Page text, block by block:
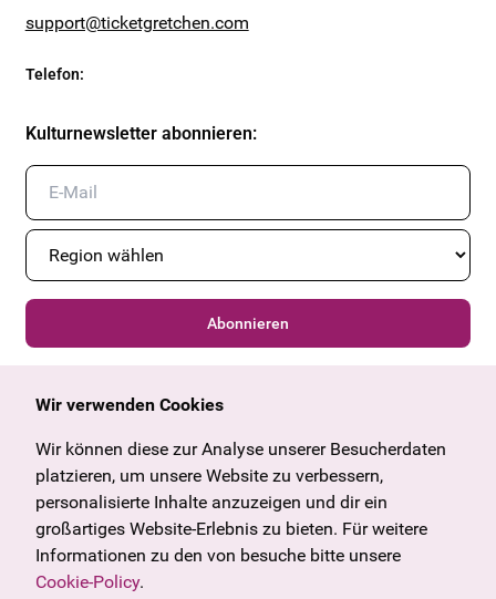
support@ticketgretchen.com
Telefon:
Kulturnewsletter abonnieren:
Abonnieren
Allgemein
Angebote & News
U27
Geschenkgutschein
Häufige Fragen
Wien
Tirol
Vorarlberg
Burgenland
Salzburg
Wir verwenden Cookies
Wir können diese zur Analyse unserer Besucherdaten
platzieren, um unsere Website zu verbessern,
personalisierte Inhalte anzuzeigen und dir ein
großartiges Website-Erlebnis zu bieten. Für weitere
Informationen zu den von besuche bitte unsere
Cookie-Policy.